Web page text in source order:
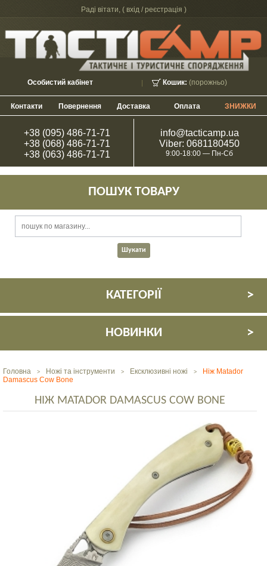
Раді вітати, ( вхід / реєстрація )
Кошик: (порожньо)
Особистий кабінет
Контакти Повернення Доставка Оплата ЗНИЖКИ
+38 (095) 486-71-71
+38 (068) 486-71-71
+38 (063) 486-71-71
info@tacticamp.ua
Viber: 0681180450
9:00-18:00 — Пн-Сб
ПОШУК ТОВАРУ
КАТЕГОРІЇ
НОВИНКИ
Головна > Ножі та інструменти > Ексклюзивні ножі >
Ніж Matador
Damascus Cow Bone
НІЖ MATADOR DAMASCUS COW BONE